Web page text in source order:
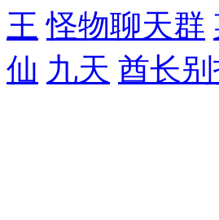
王 怪物聊天群
仙 九天 酋长